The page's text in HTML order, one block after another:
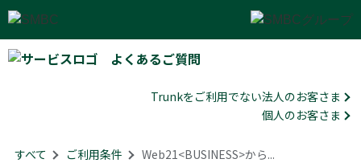
よくあるご質問
Trunkをご利用でない法人のお客さま
個人のお客さま
すべて > ご利用条件 > Web21<BUSINESS>から...